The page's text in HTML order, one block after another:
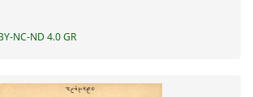
NC-ND 4.0 GR